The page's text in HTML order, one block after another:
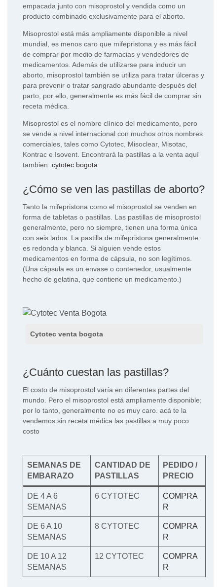
empacada junto con misoprostol y vendida como un
producto combinado exclusivamente para el aborto.
Misoprostol está más ampliamente disponible a nivel
mundial, es menos caro que mifepristona y es más fácil
de comprar por medio de farmacias y vendedores de
medicamentos. Además de utilizarse para inducir un
aborto, misoprostol también se utiliza para tratar úlceras y
para prevenir o tratar sangrado abundante después del
parto; por ello, generalmente es más fácil de comprar sin
receta médica.
Misoprostol es el nombre clínico del medicamento, pero
se vende a nivel internacional con muchos otros nombres
comerciales, tales como Cytotec, Misoclear, Misotac,
Kontrac e Isovent. Encontrará la pastillas a la venta aquí
tambien: cytotec bogota
¿Cómo se ven las pastillas de aborto?
Tanto la mifepristona como el misoprostol se venden en
forma de tabletas o pastillas. Las pastillas de misoprostol
generalmente, pero no siempre, tienen una forma única
con seis lados. La pastilla de mifepristona generalmente
es redonda y blanca. Si alguien vende estos
medicamentos en forma de cápsula, no son legítimos.
(Una cápsula es un envase o contenedor, usualmente
hecho de gelatina, que contiene un medicamento.)
Cytotec venta bogota
¿Cuánto cuestan las pastillas?
El costo de misoprostol varía en diferentes partes del
mundo. Pero el misoprostol está ampliamente disponible;
por lo tanto, generalmente no es muy caro. acá te la
vendemos sin receta médica las pastillas a muy poco
costo
SEMANAS DE
EMBARAZO
CANTIDAD DE
PASTILLAS
PEDIDO /
PRECIO
DE 4 A 6
SEMANAS
6 CYTOTEC
COMPRA
R
DE 6 A 10
SEMANAS
8 CYTOTEC
COMPRA
R
DE 10 A 12
SEMANAS
12 CYTOTEC
COMPRA
R